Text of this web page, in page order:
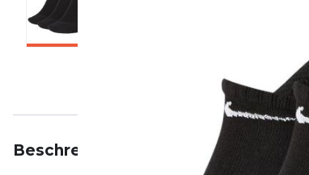
Beschreibung Eigenschaften